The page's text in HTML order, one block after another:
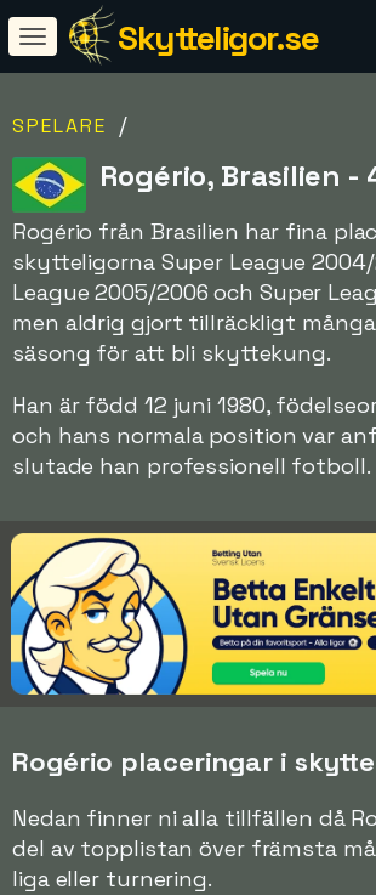
Skytteligor.se
SPELARE /
Rogério, Brasilien -
Rogério från Brasilien har fina
skytteligorna Super League
League 2005/2006 och Super
men aldrig gjort tillräckligt
säsong för att bli skyttekung.
Han är född 12 juni 1980,
och hans normala position var
slutade han professionell fotboll.
Rogério placeringar i
Nedan finner ni alla tillfällen då
del av topplistan över främsta
liga eller turnering.